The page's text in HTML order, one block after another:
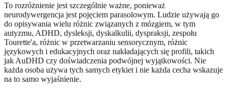
To rozróżnienie jest szczególnie ważne, ponieważ
neurodywergencja jest pojęciem parasolowym. Ludzie używają go
do opisywania wielu różnic związanych z mózgiem, w tym
autyzmu, ADHD, dysleksji, dyskalkulii, dyspraksji, zespołu
Tourette'a, różnic w przetwarzaniu sensorycznym, różnic
językowych i edukacyjnych oraz nakładających się profili, takich
jak AuDHD czy doświadczenia podwójnej wyjątkowości. Nie
każda osoba używa tych samych etykiet i nie każda cecha wskazuje
na to samo wyjaśnienie.